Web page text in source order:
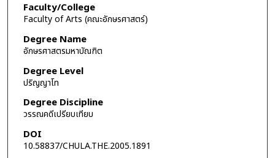
Faculty/College
Faculty of Arts (คณะอักษรศาสตร์)
Degree Name
อักษรศาสตรมหาบัณฑิต
Degree Level
ปริญญาโท
Degree Discipline
วรรณคดีเปรียบเทียบ
DOI
10.58837/CHULA.THE.2005.1891